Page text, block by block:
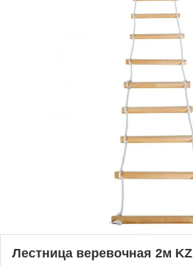
Лестница веревочная 2м KZ